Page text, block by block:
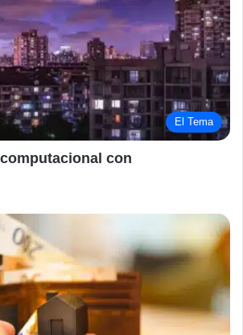
El Tema
con